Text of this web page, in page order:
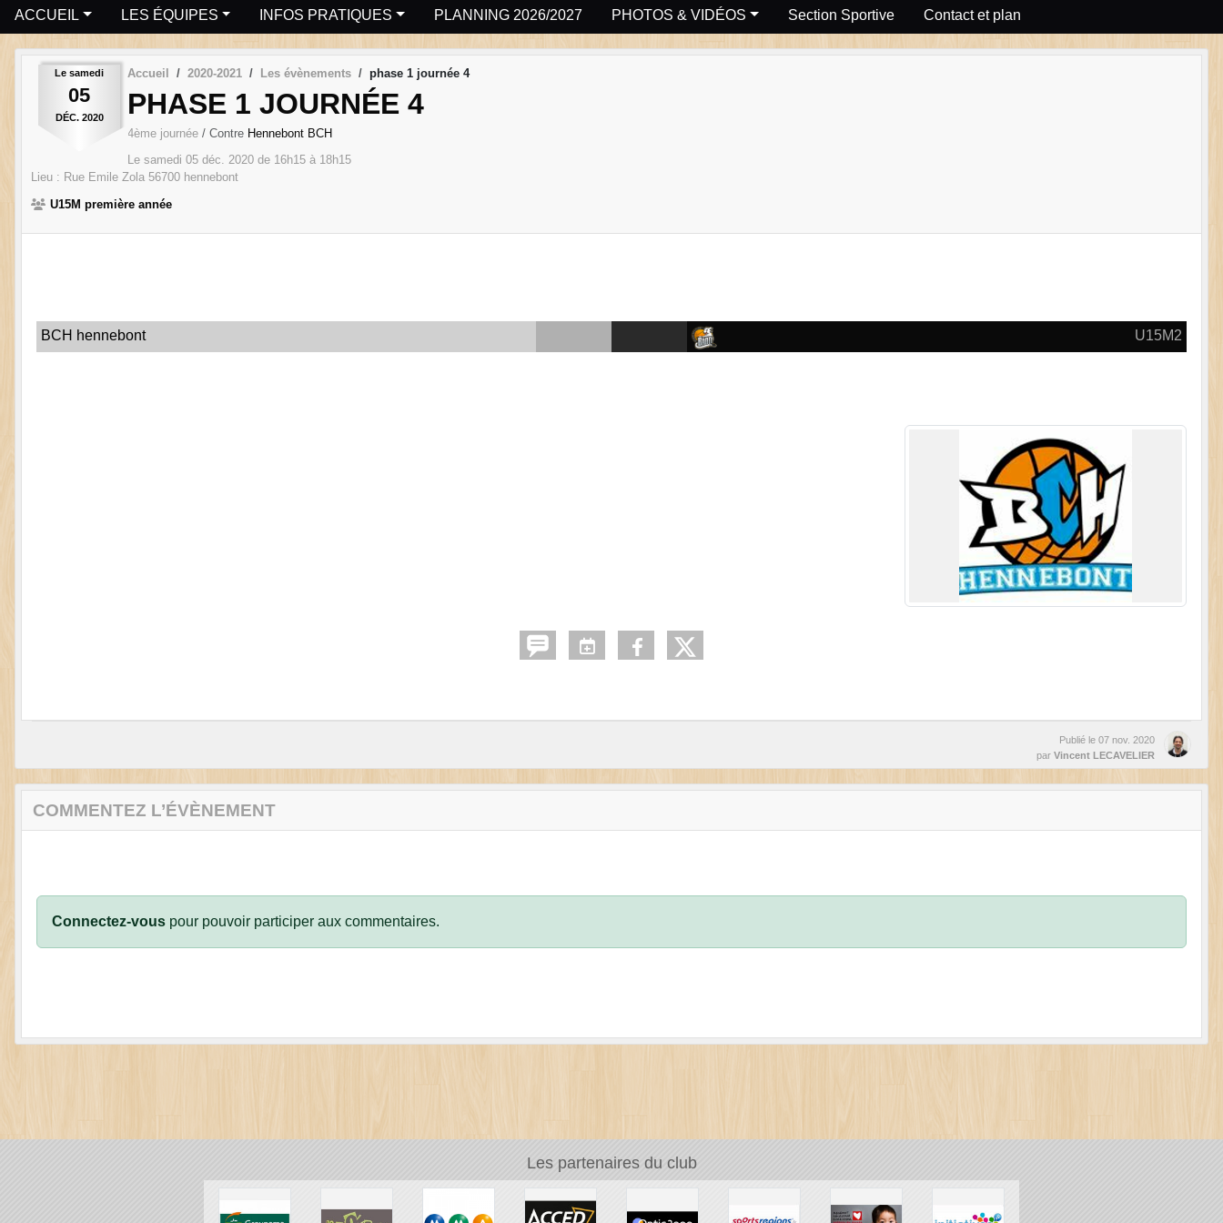
ACCUEIL LES ÉQUIPES INFOS PRATIQUES PLANNING 2026/2027 PHOTOS & VIDÉOS Section Sportive Contact et plan
Le samedi
05
DÉC. 2020
Accueil 2020-2021 Les évènements phase 1 journée 4
PHASE 1 JOURNÉE 4
4ème journée / Contre Hennebont BCH
Le samedi 05 déc. 2020 de 16h15 à 18h15
Lieu : Rue Emile Zola 56700 hennebont
U15M première année
BCH hennebont U15M2
Publié le 07 nov. 2020
par Vincent LECAVELIER
COMMENTEZ L’ÉVÈNEMENT
Connectez-vous pour pouvoir participer aux commentaires.
Les partenaires du club